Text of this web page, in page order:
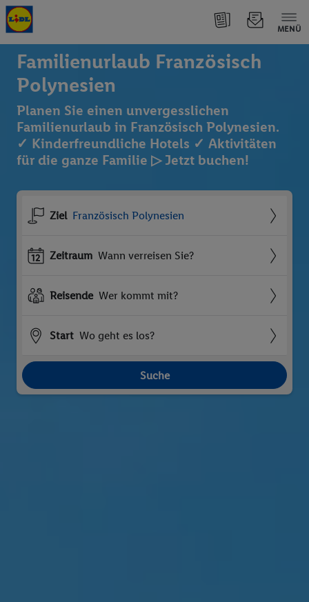
MENÜ
Familienurlaub Französisch
Polynesien
Planen Sie einen unvergesslichen
Familienurlaub in Französisch Polynesien.
✓ Kinderfreundliche Hotels ✓ Aktivitäten
für die ganze Familie ▷ Jetzt buchen!
Ziel Französisch Polynesien
Zeitraum Wann verreisen Sie?
Reisende Wer kommt mit?
Start Wo geht es los?
Suche